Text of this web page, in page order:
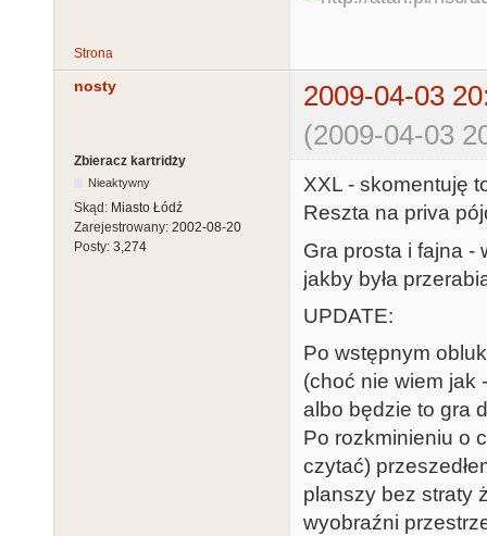
Strona
nosty
2009-04-03
(2009-04-03
Zbieracz kartridży
Nieaktywny
Skąd: Miasto Łódź
Zarejestrowany: 2002-08-20
Posty: 3,274
XXL - skomentuję
Reszta na priva
Gra prosta i fajna -
jakby była
UPDATE:
Po wstępnym
(choć nie wiem jak
albo będzie to gra
Po rozkminieniu o
czytać)
planszy bez straty
wyobraźni